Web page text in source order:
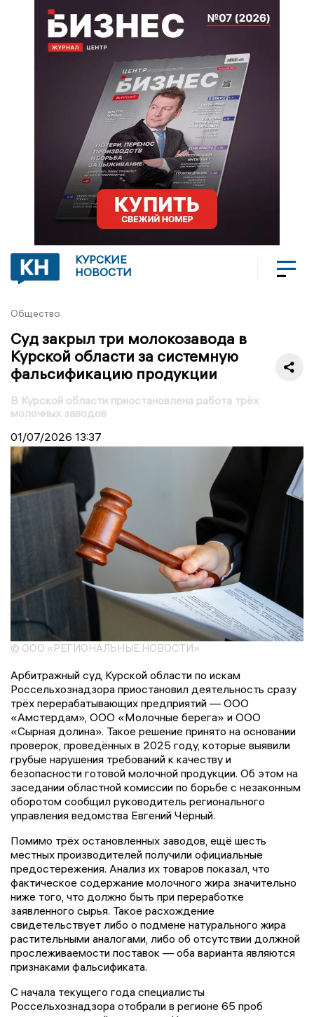
КУРСКИЕ
НОВОСТИ
Общество
Суд закрыл три молокозавода в
Курской области за системную
фальсификацию продукции
В Курской области приостановлена работа трёх
молочных заводов
01/07/2026 13:37
© ООО «РЕГИОНАЛЬНЫЕ НОВОСТИ»
Арбитражный суд Курской области по искам
Россельхознадзора приостановил деятельность сразу
трёх перерабатывающих предприятий — ООО
«Амстердам», ООО «Молочные берега» и ООО
«Сырная долина». Такое решение принято на основании
проверок, проведённых в 2025 году, которые выявили
грубые нарушения требований к качеству и
безопасности готовой молочной продукции. Об этом на
заседании областной комиссии по борьбе с незаконным
оборотом сообщил руководитель регионального
управления ведомства Евгений Чёрный.
Помимо трёх остановленных заводов, ещё шесть
местных производителей получили официальные
предостережения. Анализ их товаров показал, что
фактическое содержание молочного жира значительно
ниже того, что должно быть при переработке
заявленного сырья. Такое расхождение
свидетельствует либо о подмене натурального жира
растительными аналогами, либо об отсутствии должной
прослеживаемости поставок — оба варианта являются
признаками фальсификата.
С начала текущего года специалисты
Россельхознадзора отобрали в регионе 65 проб